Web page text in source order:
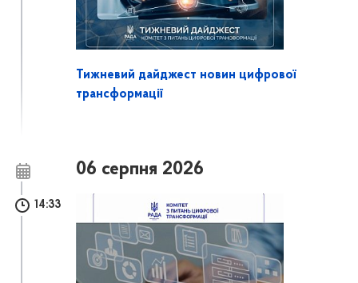
Тижневий дайджест новин цифрової
трансформації
06 серпня 2026
14:33